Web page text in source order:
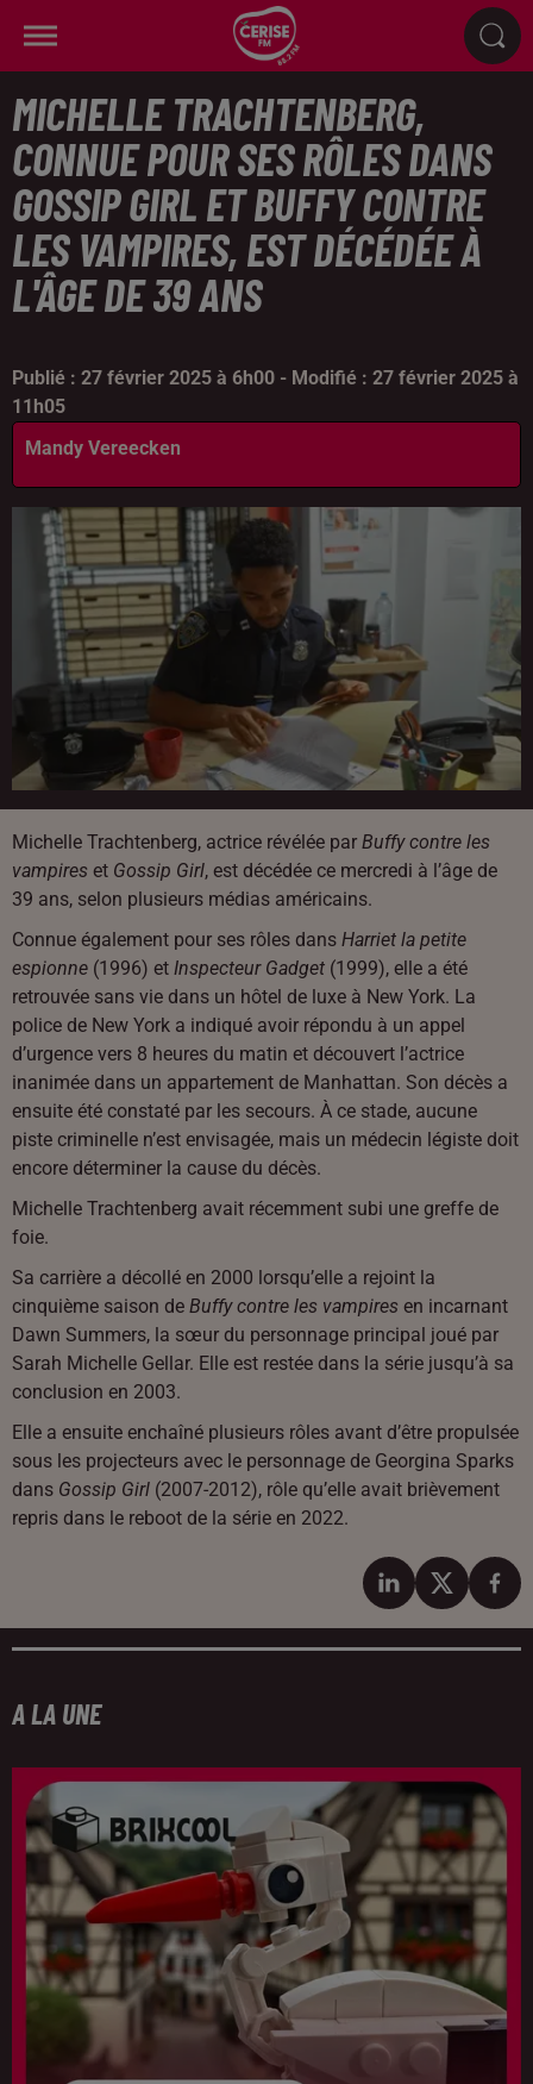
MICHELLE TRACHTENBERG,
CONNUE POUR SES RÔLES DANS
GOSSIP GIRL ET BUFFY CONTRE
LES VAMPIRES, EST DÉCÉDÉE À
L'ÂGE DE 39 ANS
Publié : 27 février 2025 à 6h00 - Modifié : 27 février 2025 à
11h05
Mandy Vereecken
Michelle Trachtenberg, actrice révélée par Buffy contre les
vampires et Gossip Girl, est décédée ce mercredi à l’âge de
39 ans, selon plusieurs médias américains.
Connue également pour ses rôles dans Harriet la petite
espionne (1996) et Inspecteur Gadget (1999), elle a été
retrouvée sans vie dans un hôtel de luxe à New York. La
police de New York a indiqué avoir répondu à un appel
d’urgence vers 8 heures du matin et découvert l’actrice
inanimée dans un appartement de Manhattan. Son décès a
ensuite été constaté par les secours. À ce stade, aucune
piste criminelle n’est envisagée, mais un médecin légiste doit
encore déterminer la cause du décès.
Michelle Trachtenberg avait récemment subi une greffe de
foie.
Sa carrière a décollé en 2000 lorsqu’elle a rejoint la
cinquième saison de Buffy contre les vampires en incarnant
Dawn Summers, la sœur du personnage principal joué par
Sarah Michelle Gellar. Elle est restée dans la série jusqu’à sa
conclusion en 2003.
Elle a ensuite enchaîné plusieurs rôles avant d’être propulsée
sous les projecteurs avec le personnage de Georgina Sparks
dans Gossip Girl (2007-2012), rôle qu’elle avait brièvement
repris dans le reboot de la série en 2022.
A LA UNE